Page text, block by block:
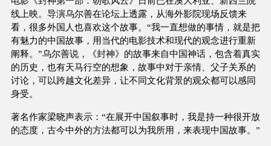
线上映。导演乌尔善在论坛上透露，从海外影院现场反馈来
看，很多外国人也喜欢这个故事。“我一直想做的事情，就是把
有魅力的中国故事，用当代的电影技术和现代的观念进行重新
阐释。”乌尔善说，《封神》的故事来自中国神话，包含着真实
的历史，也有天马行空的想象，故事中对于亲情、父子关系的
讨论，可以跨越文化差异，让不同文化背景的观众都可以感同
身受。
著名作家梁晓声表示：“在展开中国叙事时，我是持一种很开放
的态度，古今中外的方法都可以为我所用，来表现中国故事。”